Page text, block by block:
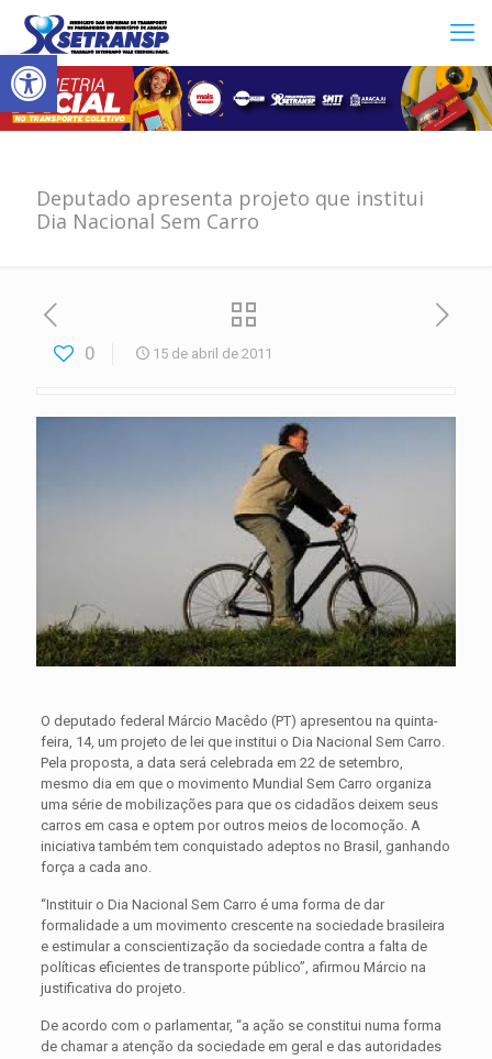
Abrir a barra de ferramentas
Deputado apresenta projeto que institui
Dia Nacional Sem Carro
0 15 de abril de 2011
O deputado federal Márcio Macêdo (PT) apresentou na quinta-
feira, 14, um projeto de lei que institui o Dia Nacional Sem Carro.
Pela proposta, a data será celebrada em 22 de setembro,
mesmo dia em que o movimento Mundial Sem Carro organiza
uma série de mobilizações para que os cidadãos deixem seus
carros em casa e optem por outros meios de locomoção. A
iniciativa também tem conquistado adeptos no Brasil, ganhando
força a cada ano.
“Instituir o Dia Nacional Sem Carro é uma forma de dar
formalidade a um movimento crescente na sociedade brasileira
e estimular a conscientização da sociedade contra a falta de
políticas eficientes de transporte público”, afirmou Márcio na
justificativa do projeto.
De acordo com o parlamentar, “a ação se constitui numa forma
de chamar a atenção da sociedade em geral e das autoridades